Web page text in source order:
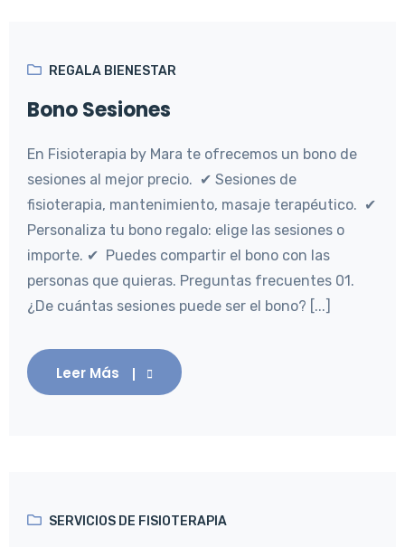
REGALA BIENESTAR
Bono Sesiones
En Fisioterapia by Mara te ofrecemos un bono de
sesiones al mejor precio. ✔ Sesiones de
fisioterapia, mantenimiento, masaje terapéutico. ✔
Personaliza tu bono regalo: elige las sesiones o
importe. ✔ Puedes compartir el bono con las
personas que quieras. Preguntas frecuentes 01.
¿De cuántas sesiones puede ser el bono? [...]
Leer Más
SERVICIOS DE FISIOTERAPIA